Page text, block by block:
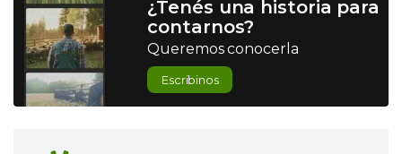
¿Tenés una historia para
contarnos?
Queremos conocerla
Escribinos